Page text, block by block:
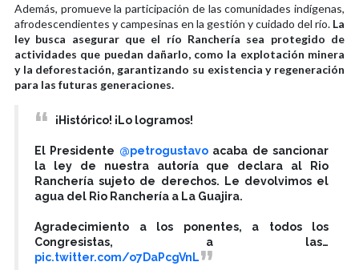
Además, promueve la participación de las comunidades indígenas,
afrodescendientes y campesinas en la gestión y cuidado del río. La
ley busca asegurar que el río Ranchería sea protegido de
actividades que puedan dañarlo, como la explotación minera
y la deforestación, garantizando su existencia y regeneración
para las futuras generaciones.
¡Histórico! ¡Lo logramos!
El Presidente @petrogustavoacaba de sancionar
la ley de nuestra autoría que declara al Rio
Ranchería sujeto de derechos. Le devolvimos el
agua del Rio Ranchería a La Guajira.
Agradecimiento a los ponentes, a todos los
Congresistas, a las…
pic.twitter.com/o7DaPcgVnL